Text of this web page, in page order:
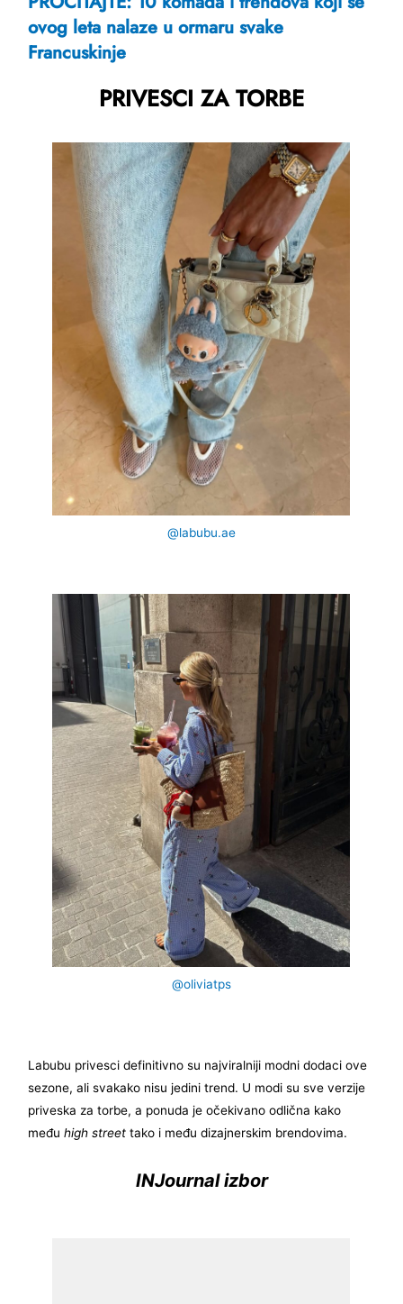
ovog leta nalaze u ormaru svake
Francuskinje
PRIVESCI ZA TORBE
@labubu.ae
@oliviatps
Labubu privesci definitivno su najviralniji modni dodaci ove
sezone, ali svakako nisu jedini trend. U modi su sve verzije
priveska za torbe, a ponuda je očekivano odlična kako
međuhigh street tako i među dizajnerskim brendovima.
INJournal izbor